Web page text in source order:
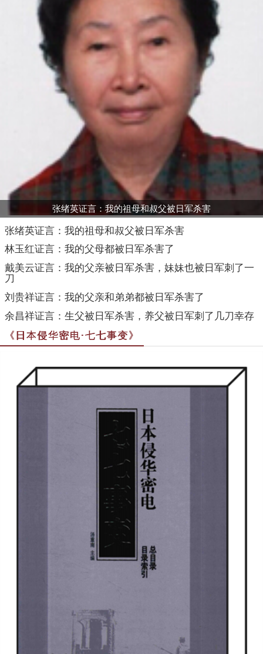
张绪英证言：我的祖母和叔父被日军杀害
张绪英证言：我的祖母和叔父被日军杀害
林玉红证言：我的父母都被日军杀害了
戴美云证言：我的父亲被日军杀害，妹妹也被日军刺了一
刀
刘贵祥证言：我的父亲和弟弟都被日军杀害了
余昌祥证言：生父被日军杀害，养父被日军刺了几刀幸存
《日本侵华密电·七七事变》